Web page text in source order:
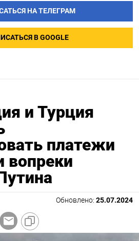
НА ТЕЛЕГРАМ
В GOOGLE
и Турция
платежи
вопреки
Обновлено: 25.07.2024